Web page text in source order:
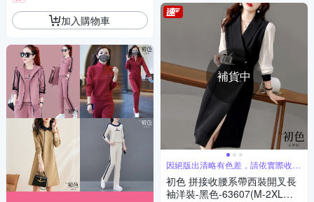
加入購物車
補貨中
因絕版出清略有色差，請依實際收到
商品為主
初色 拼接收腰系帶西裝開叉長
袖洋裝-黑色-63607(M-2XL可